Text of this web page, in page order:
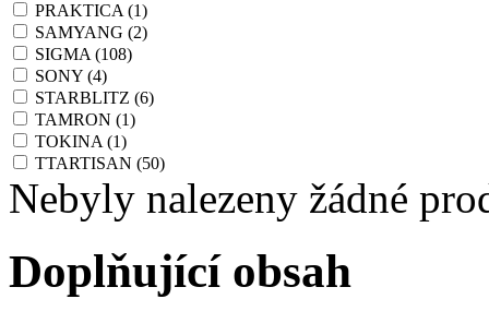
PRAKTICA(1)
SAMYANG (2)
SIGMA(108)
SONY (4)
STARBLITZ (6)
TAMRON (1)
TOKINA(1)
TTARTISAN (50)
Nebyly nalezeny žádné
Doplňující obsah